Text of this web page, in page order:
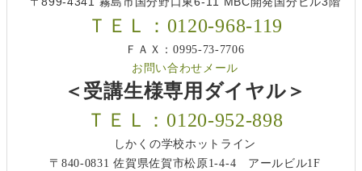
ＴＥＬ：0120-968-119
ＦＡＸ：0995-73-7706
お問い合わせメール
＜受講生様専用ダイヤル＞
ＴＥＬ：0120-952-898
しかくの学校ホットライン
〒840-0831 佐賀県佐賀市松原1-4-4 アールビル1F